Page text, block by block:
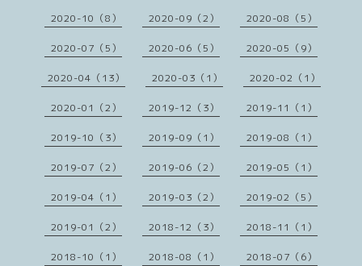
2020-10（8） 2020-09（2） 2020-08（5）
2020-07（5） 2020-06（5） 2020-05（9）
2020-04（13） 2020-03（1） 2020-02（1）
2020-01（2） 2019-12（3） 2019-11（1）
2019-10（3） 2019-09（1） 2019-08（1）
2019-07（2） 2019-06（2） 2019-05（1）
2019-04（1） 2019-03（2） 2019-02（5）
2019-01（2） 2018-12（3） 2018-11（1）
2018-10（1） 2018-08（1） 2018-07（6）